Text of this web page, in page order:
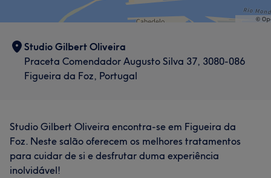
Studio Gilbert Oliveira
Praceta Comendador Augusto Silva 37, 3080-086
Figueira da Foz, Portugal
Studio Gilbert Oliveira encontra-se em Figueira da
Foz. Neste salão oferecem os melhores tratamentos
para cuidar de si e desfrutar duma experiência
inolvidável!